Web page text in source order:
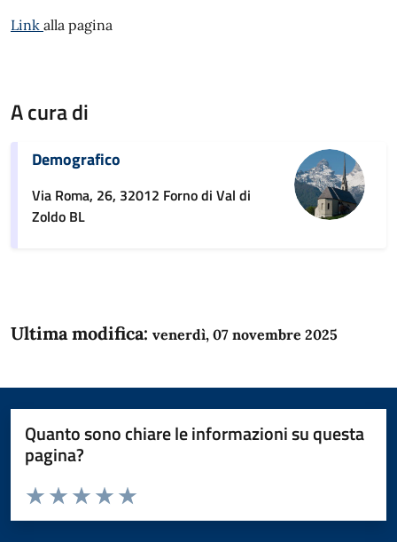
Link alla pagina
A cura di
Demografico
Via Roma, 26, 32012 Forno di Val di
Zoldo BL
Ultima modifica: venerdì, 07 novembre 2025
Quanto sono chiare le informazioni su questa
pagina?
Domanda
Valuta da 1 a 5 stelle la pagina
Valuta 5 stelle su 5
Valuta 4 stelle su 5
Valuta 3 stelle su 5
Valuta 2 stelle su 5
Valuta 1 stelle su 5